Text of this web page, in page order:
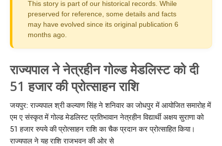
राजस्थान
खेल
शिक्षा
लाइफस्टाइल
मनोरंजन
This story is part of our historical records. While
preserved for reference, some details and facts
may have evolved since its original publication 6
months ago.
राज्यपाल ने नेत्रहीन गोल्ड मेडलिस्ट को दी
51 हजार की प्रोत्साहन राशि
जयपुर: राज्यपाल श्री कल्याण सिंह ने शनिवार का जोधपुर में आयोजित समारोह में
एम ए संस्कृत में गोल्ड मेडलिस्ट प्रतिभावान नेत्रहीन विद्यार्थी अक्षय सुराणा को
51 हजार रुपये की प्रोत्साहन राशि का चैक प्रदान कर प्रोत्साहित किया।
राज्यपाल ने यह राशि राजभवन की ओर से